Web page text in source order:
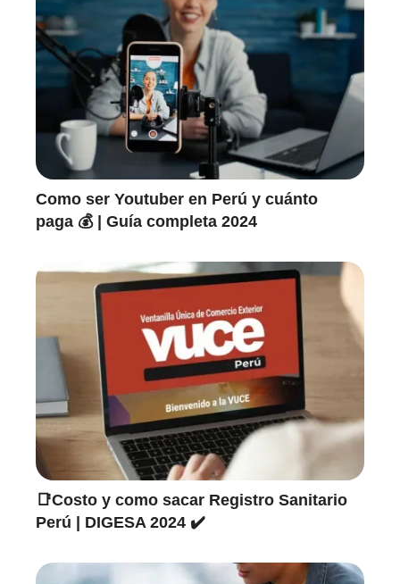
Como ser Youtuber en Perú y cuánto
paga 💰 | Guía completa 2024
📑Costo y como sacar Registro Sanitario
Perú | DIGESA 2024 ✔️